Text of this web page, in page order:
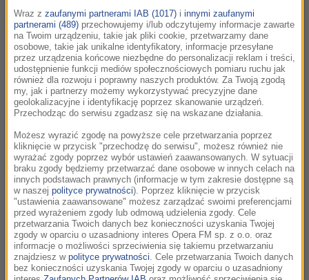
Przez cały dzień - oprócz dziennikarzy stacji - utwory ze
zwycięskiej setki przebojów filmowych prezentowali również
słuchacze i zaproszeni do studia goście. A byli w tym gronie
między innymi: Michał Lorenc, Zbigniew Preisner, Anna
Maria Jopek, Dorota Miśkiewicz, Motion Trio, Włodek Pawlik i
wielu innych.
POSŁUCHAJ NAJLEPSZYCH FRAGMENTÓW NASZEGO
URODZINOWEGO PROGRAMU!!!
posłuchaj
15 lat RMF Classic
Wraz z zaufanymi partnerami IAB (1017) i innymi zaufanymi
partnerami (489) przechowujemy i/lub odczytujemy informacje zawarte
na Twoim urządzeniu, takie jak pliki cookie, przetwarzamy dane
osobowe, takie jak unikalne identyfikatory, informacje przesyłane
przez urządzenia końcowe niezbędne do personalizacji reklam i treści,
udostępnienie funkcji mediów społecznościowych pomiaru ruchu jak
również dla rozwoju i poprawny naszych produktów. Za Twoją zgodą
my, jak i partnerzy możemy wykorzystywać precyzyjne dane
geolokalizacyjne i identyfikację poprzez skanowanie urządzeń.
Przechodząc do serwisu zgadzasz się na wskazane działania.
Możesz wyrazić zgodę na powyższe cele przetwarzania poprzez
kliknięcie w przycisk "przechodzę do serwisu", możesz również nie
wyrażać zgody poprzez wybór ustawień zaawansowanych. W sytuacji
braku zgody będziemy przetwarzać dane osobowe w innych celach na
innych podstawach prawnych (informacje w tym zakresie dostępne są
w naszej polityce prywatności). Poprzez kliknięcie w przycisk
"ustawienia zaawansowane" możesz zarządzać swoimi preferencjami
przed wyrażeniem zgody lub odmową udzielenia zgody. Cele
przetwarzania Twoich danych bez konieczności uzyskania Twojej
zgody w oparciu o uzasadniony interes Opera FM sp. z o.o. oraz
informacje o możliwości sprzeciwienia się takiemu przetwarzaniu
znajdziesz w polityce prywatności . Cele przetwarzania Twoich danych
bez konieczności uzyskania Twojej zgody w oparciu o uzasadniony